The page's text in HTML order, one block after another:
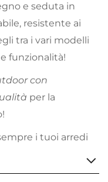
e seduta in
resistente ai
tra i vari modelli
funzionalità!
con
per la
i tuoi arredi
arredi sotto una